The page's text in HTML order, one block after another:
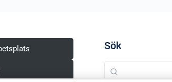
Sök